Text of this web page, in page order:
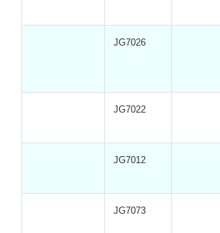
JG7026
JG7022
JG7012
JG7073